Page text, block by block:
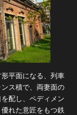
平面になる、列車
ス積で、両妻面の
配し、ペディメン
れた意匠をもつ鉄